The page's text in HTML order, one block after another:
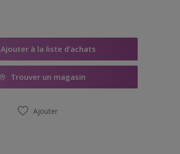
Ajouter à la liste d’achats
Trouver un magasin
Ajouter